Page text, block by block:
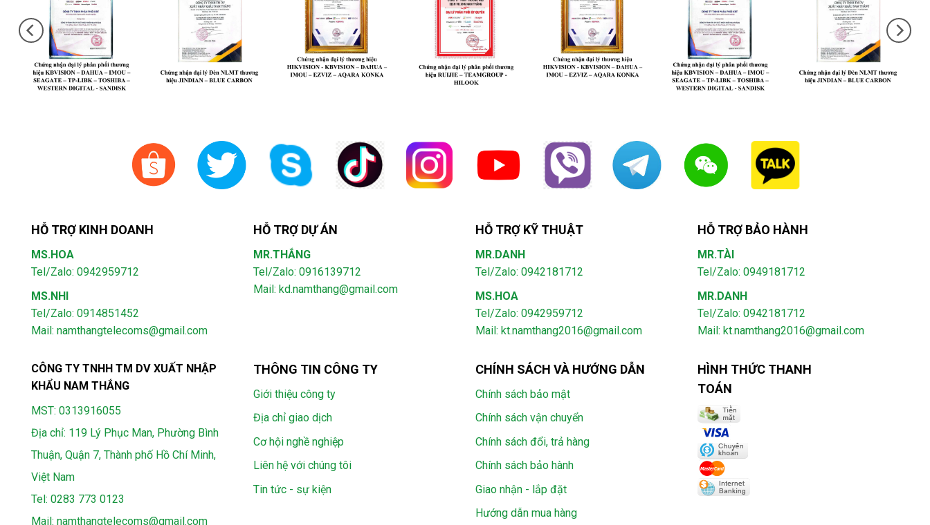
HỖ TRỢ KINH DOANH
MS.HOA
Tel/Zalo: 0942959712
MS.NHI
Tel/Zalo: 0914851452
Mail: namthangtelecoms@gmail.com
HỖ TRỢ DỰ ÁN
MR.THẮNG
Tel/Zalo: 0916139712
Mail: kd.namthang@gmail.com
HỖ TRỢ KỸ THUẬT
MR.DANH
Tel/Zalo: 0942181712
MS.HOA
Tel/Zalo: 0942959712
Mail: kt.namthang2016@gmail.com
HỖ TRỢ BẢO HÀNH
MR.TÀI
Tel/Zalo: 0949181712
MR.DANH
Tel/Zalo: 0942181712
Mail: kt.namthang2016@gmail.com
CÔNG TY TNHH TM DV XUẤT NHẬP
KHẨU NAM THẮNG
MST: 0313916055
Địa chỉ: 119 Lý Phục Man, Phường Bình
Thuận, Quận 7, Thành phố Hồ Chí Minh,
Việt Nam
Tel: 0283 773 0123
Mail: namthangtelecoms@gmail.com
THÔNG TIN CÔNG TY
Giới thiệu công ty
Địa chỉ giao dịch
Cơ hội nghề nghiệp
Liên hệ với chúng tôi
Tin tức - sự kiện
CHÍNH SÁCH VÀ HƯỚNG DẪN
Chính sách bảo mật
Chính sách vận chuyển
Chính sách đổi, trả hàng
Chính sách bảo hành
Giao nhận - lắp đặt
Hướng dẫn mua hàng
HÌNH THỨC THANH
TOÁN